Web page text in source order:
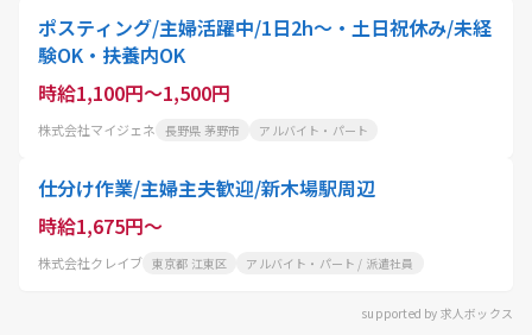
ポスティング/主婦活躍中/1日2h～・土日祝休み/未経
験OK・扶養内OK
時給1,100円～1,500円
株式会社マイジェネ 長野県 茅野市 アルバイト・パート
仕分け作業/主婦主夫歓迎/新木場駅周辺
時給1,675円～
株式会社クレイブ 東京都 江東区 アルバイト・パート / 派遣社員
supported by 求人ボックス